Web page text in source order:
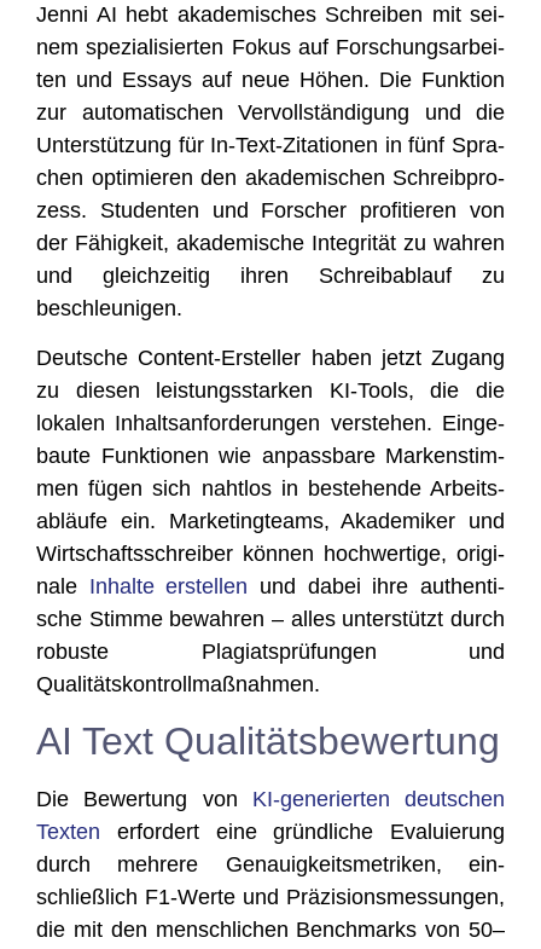
Jen­ni AI hebt aka­de­mi­sches Schrei­ben mit sei­
nem spe­zia­li­sier­ten Fokus auf For­schungs­ar­bei­
ten und Essays auf neue Höhen. Die Funk­ti­on
zur auto­ma­ti­schen Ver­voll­stän­di­gung und die
Unter­stüt­zung für In-Text-Zita­tio­nen in fünf Spra­
chen opti­mie­ren den aka­de­mi­schen Schreib­pro­
zess. Stu­den­ten und For­scher pro­fi­tie­ren von
der Fähig­keit, aka­de­mi­sche Inte­gri­tät zu wah­ren
und gleich­zei­tig ihren Schreib­ab­lauf zu
beschleunigen.
Deut­sche Con­tent-Erstel­ler haben jetzt Zugang
zu die­sen leis­tungs­star­ken KI-Tools, die die
loka­len Inhalts­an­for­de­run­gen ver­ste­hen. Ein­ge­
bau­te Funk­tio­nen wie anpass­ba­re Mar­ken­stim­
men fügen sich naht­los in bestehen­de Arbeits­
ab­läu­fe ein. Mar­ke­ting­teams, Aka­de­mi­ker und
Wirt­schafts­schrei­ber kön­nen hoch­wer­ti­ge, ori­gi­
na­le Inhal­te erstel­len und dabei ihre authen­ti­
sche Stim­me bewah­ren – alles unter­stützt durch
robus­te Pla­gi­ats­prü­fun­gen und
Qualitätskontrollmaßnahmen.
AI Text Qualitätsbewertung
Die Bewer­tung von KI-gene­rier­ten deut­schen
Tex­ten erfor­dert eine gründ­li­che Eva­lu­ie­rung
durch meh­re­re Genau­ig­keits­me­tri­ken, ein­
schließ­lich F1-Wer­te und Prä­zi­si­ons­mes­sun­gen,
die mit den mensch­li­chen Bench­marks von 50–